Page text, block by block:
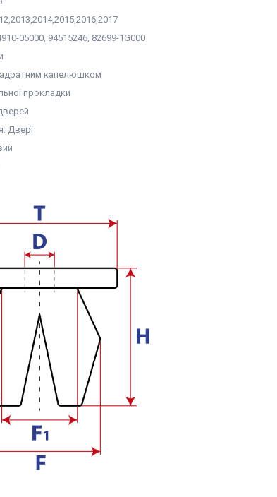
05000, 94515246, 82699-1G000
капелюшком
прокладки
Двері